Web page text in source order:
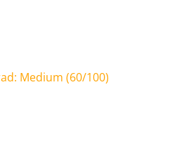
Medium (60/100)